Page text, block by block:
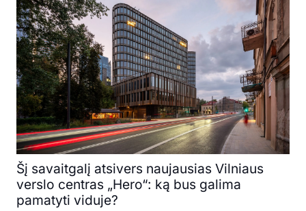
Šį savaitgalį atsivers naujausias Vilniaus
verslo centras „Hero“: ką bus galima
pamatyti viduje?